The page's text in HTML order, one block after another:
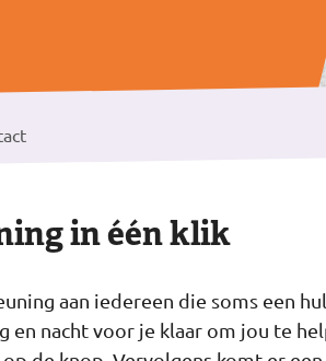
in één klik
aan iedereen die soms een
nacht voor je klaar om jou te